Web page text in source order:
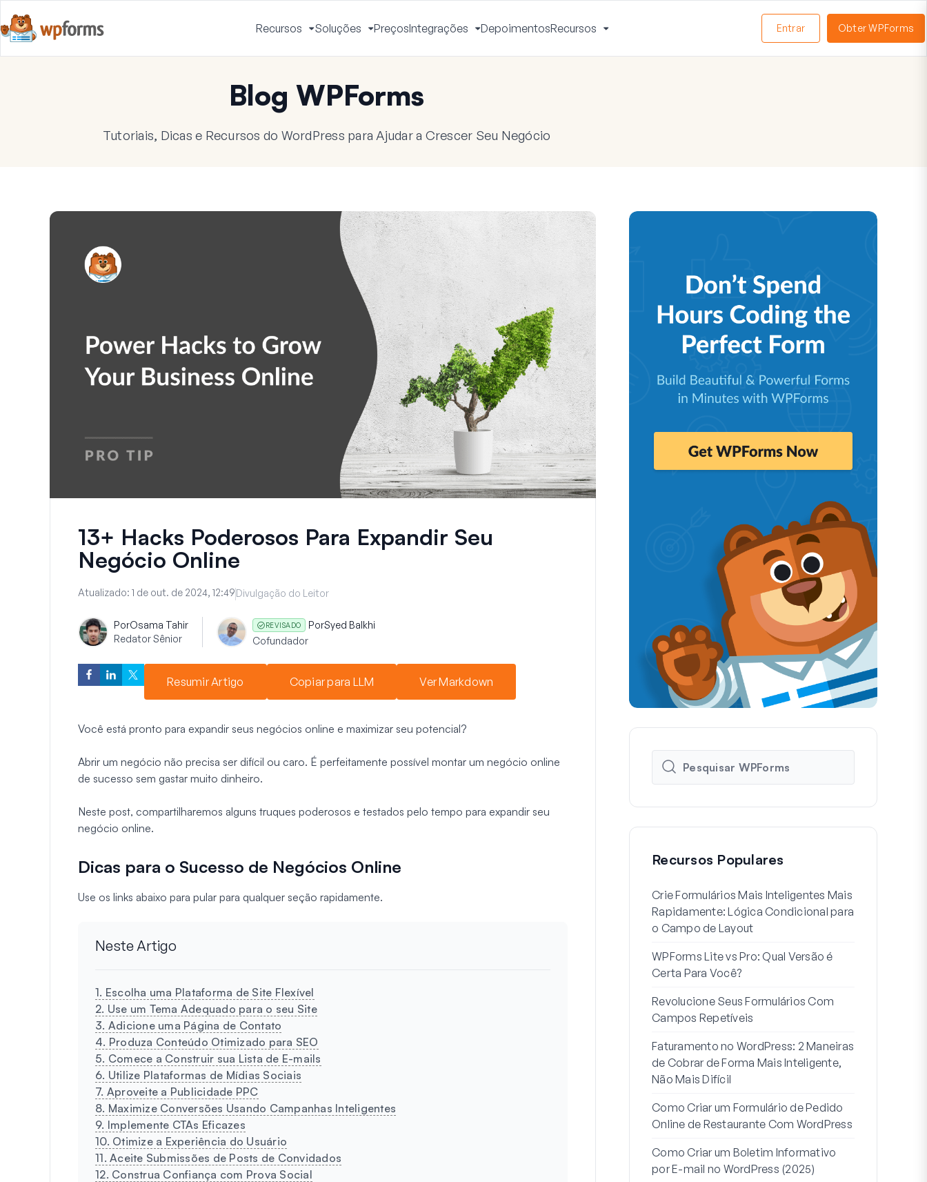
Recursos
Alternar
Menu
Soluções
Alternar
Menu
PreçosIntegrações
Alternar
Menu
DepoimentosRecursos
Menu
Entrar Obter WPForms
Blog WPForms
Tutoriais, Dicas e Recursos do WordPress para Ajudar a Crescer Seu Negócio
13+ Hacks Poderosos Para Expandir Seu
Negócio Online
Atualizado: 1 de out. de 2024, 12:49Divulgação do Leitor
PorOsama Tahir
Redator Sênior
REVISADO PorSyed Balkhi
Cofundador
Resumir Artigo Copiar para LLM Ver Markdown
Você está pronto para expandir seus negócios online e maximizar seu potencial?
Abrir um negócio não precisa ser difícil ou caro. É perfeitamente possível montar um negócio online
de sucesso sem gastar muito dinheiro.
Neste post, compartilharemos alguns truques poderosos e testados pelo tempo para expandir seu
negócio online.
Dicas para o Sucesso de Negócios Online
Use os links abaixo para pular para qualquer seção rapidamente.
Neste Artigo
1. Escolha uma Plataforma de Site Flexível
2. Use um Tema Adequado para o seu Site
3. Adicione uma Página de Contato
4. Produza Conteúdo Otimizado para SEO
5. Comece a Construir sua Lista de E-mails
6. Utilize Plataformas de Mídias Sociais
7. Aproveite a Publicidade PPC
8. Maximize Conversões Usando Campanhas Inteligentes
9. Implemente CTAs Eficazes
10. Otimize a Experiência do Usuário
11. Aceite Submissões de Posts de Convidados
12. Construa Confiança com Prova Social
Recursos Populares
Crie Formulários Mais Inteligentes Mais
Rapidamente: Lógica Condicional para
o Campo de Layout
WPForms Lite vs Pro: Qual Versão é
Certa Para Você?
Revolucione Seus Formulários Com
Campos Repetíveis
Faturamento no WordPress: 2 Maneiras
de Cobrar de Forma Mais Inteligente,
Não Mais Difícil
Como Criar um Formulário de Pedido
Online de Restaurante Com WordPress
Como Criar um Boletim Informativo
por E-mail no WordPress (2025)